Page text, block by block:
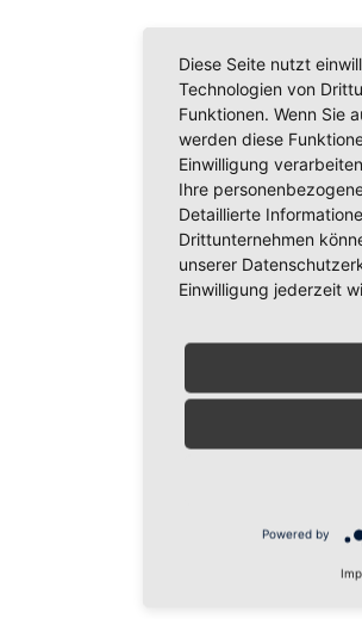
Diese Seite nutzt
Technologien von
Funktionen. Wenn Sie
werden diese
Einwilligung
Ihre
Detaillierte
Drittunternehmen
unserer
Einwilligung jederzeit
Powered by